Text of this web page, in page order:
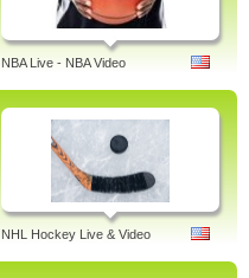
NBA Live - NBA Video
NHL Hockey Live & Video